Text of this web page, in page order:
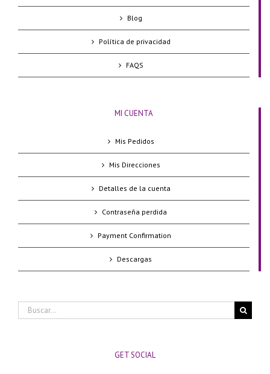
Blog
Política de privacidad
FAQS
MI CUENTA
Mis Pedidos
Mis Direcciones
Detalles de la cuenta
Contraseña perdida
Payment Confirmation
Descargas
Buscar:
GET SOCIAL